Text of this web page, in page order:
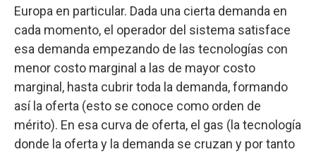
Europa en particular. Dada una cierta demanda en
cada momento, el operador del sistema satisface
esa demanda empezando de las tecnologías con
menor costo marginal a las de mayor costo
marginal, hasta cubrir toda la demanda, formando
así la oferta (esto se conoce como orden de
mérito). En esa curva de oferta, el gas (la tecnología
donde la oferta y la demanda se cruzan y por tanto